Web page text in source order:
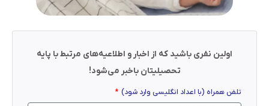
اولین نفری باشید که از اخبار و اطلاعیه‌های مرتبط با پایه
تحصیلیتان باخبر می‌شود!
تلفن همراه (با اعداد انگلیسی وارد شود)